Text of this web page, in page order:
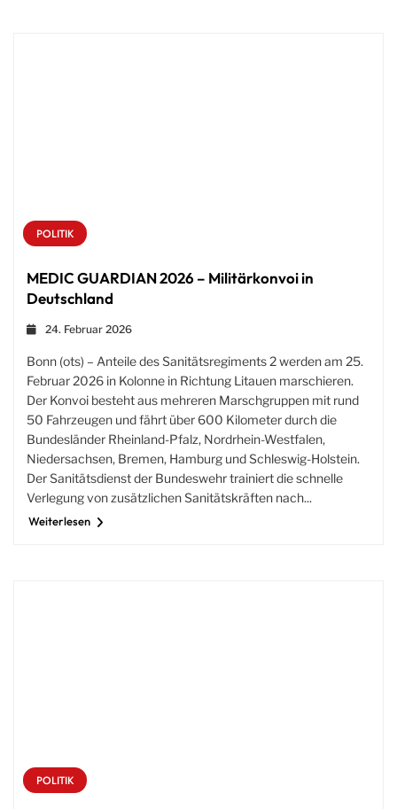
POLITIK
MEDIC GUARDIAN 2026 – Militärkonvoi in
Deutschland
24. Februar 2026
Bonn (ots) – Anteile des Sanitätsregiments 2 werden am 25.
Februar 2026 in Kolonne in Richtung Litauen marschieren.
Der Konvoi besteht aus mehreren Marschgruppen mit rund
50 Fahrzeugen und fährt über 600 Kilometer durch die
Bundesländer Rheinland-Pfalz, Nordrhein-Westfalen,
Niedersachsen, Bremen, Hamburg und Schleswig-Holstein.
Der Sanitätsdienst der Bundeswehr trainiert die schnelle
Verlegung von zusätzlichen Sanitätskräften nach...
Weiterlesen
POLITIK